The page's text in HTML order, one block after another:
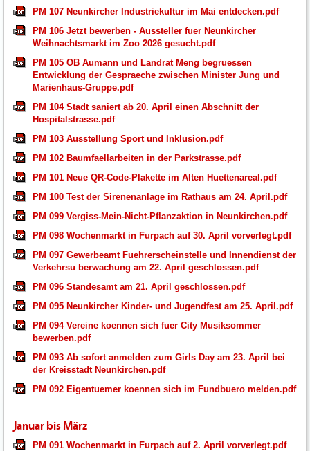
PM 107 Neunkircher Industriekultur im Mai entdecken.pdf
PM 106 Jetzt bewerben - Aussteller fuer Neunkircher
Weihnachtsmarkt im Zoo 2026 gesucht.pdf
PM 105 OB Aumann und Landrat Meng begruessen
Entwicklung der Gespraeche zwischen Minister Jung und
Marienhaus-Gruppe.pdf
PM 104 Stadt saniert ab 20. April einen Abschnitt der
Hospitalstrasse.pdf
PM 103 Ausstellung Sport und Inklusion.pdf
PM 102 Baumfaellarbeiten in der Parkstrasse.pdf
PM 101 Neue QR-Code-Plakette im Alten Huettenareal.pdf
PM 100 Test der Sirenenanlage im Rathaus am 24. April.pdf
PM 099 Vergiss-Mein-Nicht-Pflanzaktion in Neunkirchen.pdf
PM 098 Wochenmarkt in Furpach auf 30. April vorverlegt.pdf
PM 097 Gewerbeamt Fuehrerscheinstelle und Innendienst der
Verkehrsu berwachung am 22. April geschlossen.pdf
PM 096 Standesamt am 21. April geschlossen.pdf
PM 095 Neunkircher Kinder- und Jugendfest am 25. April.pdf
PM 094 Vereine koennen sich fuer City Musiksommer
bewerben.pdf
PM 093 Ab sofort anmelden zum Girls Day am 23. April bei
der Kreisstadt Neunkirchen.pdf
PM 092 Eigentuemer koennen sich im Fundbuero melden.pdf
Januar bis März
PM 091 Wochenmarkt in Furpach auf 2. April vorverlegt.pdf